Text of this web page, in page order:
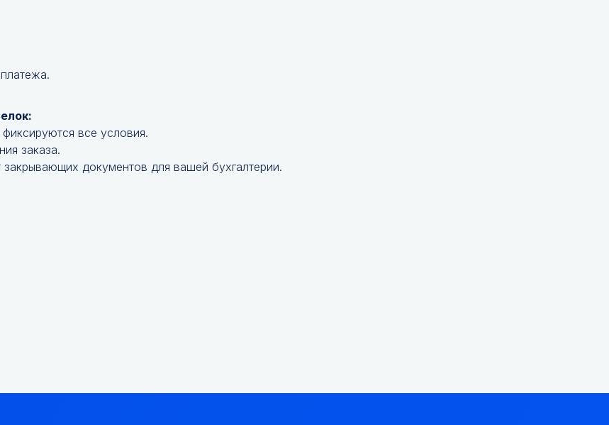
все условия.
заказа.
документов для вашей бухгалтерии.